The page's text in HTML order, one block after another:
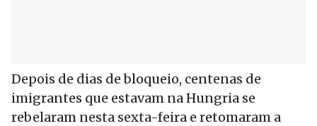
Depois de dias de bloqueio, centenas de
imigrantes que estavam na Hungria se
rebelaram nesta sexta-feira e retomaram a